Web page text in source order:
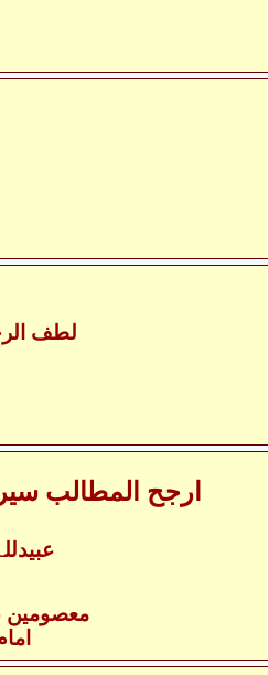
- لطف
ارجح المطالب
-
-